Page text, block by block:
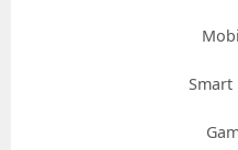
Smart